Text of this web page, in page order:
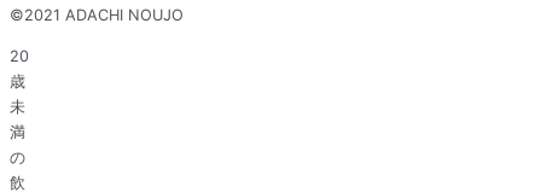
©️2021 ADACHI NOUJO
20
歳
未
満
の
飲